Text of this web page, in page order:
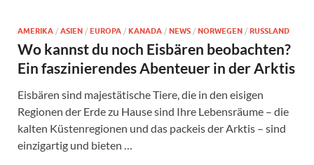
AMERIKA / ASIEN / EUROPA / KANADA / NEWS / NORWEGEN / RUSSLAND
Wo kannst du noch Eisbären beobachten?
Ein faszinierendes Abenteuer in der Arktis
Eisbären sind majestätische Tiere, die in den eisigen
Regionen der Erde zu Hause sind Ihre Lebensräume – die
kalten Küstenregionen und das packeis der Arktis – sind
einzigartig und bieten …